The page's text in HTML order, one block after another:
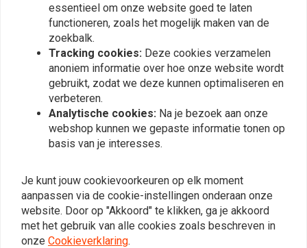
Een groene LED knippert tijdens het oplaadproces, totdat de
batterij voor minstens 80% is opgeladen
Een constant brandende groene LED geeft aan dat de batterij
klaar is voor gebruik
Afmetingen: 17,2cm x 9,3cm x 4,9cm.
CE-goedgekeurd
Plaats ook een review
Vergelijkbare producten
essentieel om onze website goed te laten
functioneren, zoals het mogelijk maken van de
zoekbalk.
Tracking cookies: Deze cookies verzamelen
anoniem informatie over hoe onze website wordt
gebruikt, zodat we deze kunnen optimaliseren en
verbeteren.
Analytische cookies: Na je bezoek aan onze
webshop kunnen we gepaste informatie tonen op
basis van je interesses.
Je kunt jouw cookievoorkeuren op elk moment
aanpassen via de cookie-instellingen onderaan onze
website. Door op "Akkoord" te klikken, ga je akkoord
met het gebruik van alle cookies zoals beschreven in
onze Cookieverklaring.